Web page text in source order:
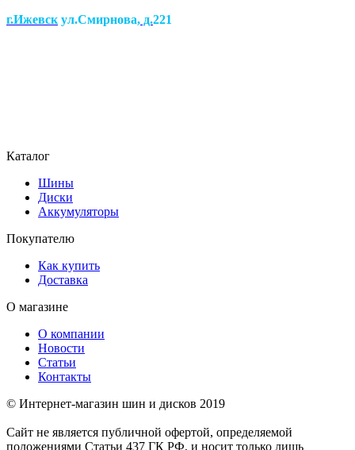
г.Ижевск ул.Смирнова, д.221
Каталог
Шины
Диски
Аккумуляторы
Покупателю
Как купить
Доставка
О магазине
О компании
Новости
Статьи
Контакты
© Интернет-магазин шин и дисков 2019
Сайт не является публичной офертой, определяемой
положениями Статьи 437 ГК РФ, и носит только лишь